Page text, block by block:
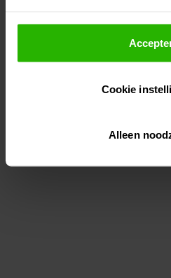
Als je op "Accepteer" klikt, dan
toestemming om cookies voor
gepersonaliseerde
Lees hier meer over in ons
Via "Cookie instellingen" kun
Cookie
Alleen